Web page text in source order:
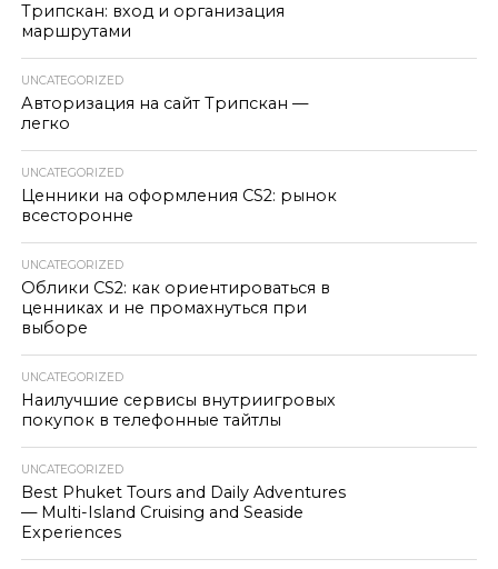
Трипскан: вход и организация
маршрутами
UNCATEGORIZED
Авторизация на сайт Трипскан —
легко
UNCATEGORIZED
Ценники на оформления CS2: рынок
всесторонне
UNCATEGORIZED
Облики CS2: как ориентироваться в
ценниках и не промахнуться при
выборе
UNCATEGORIZED
Наилучшие сервисы внутриигровых
покупок в телефонные тайтлы
UNCATEGORIZED
Best Phuket Tours and Daily Adventures
— Multi-Island Cruising and Seaside
Experiences